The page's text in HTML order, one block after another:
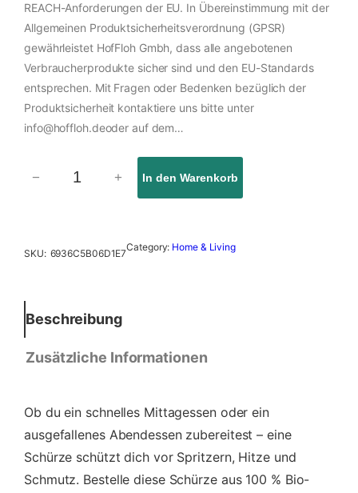
REACH-Anforderungen der EU. In Übereinstimmung mit der
Allgemeinen Produktsicherheitsverordnung (GPSR)
gewährleistet HofFloh Gmbh, dass alle angebotenen
Verbraucherprodukte sicher sind und den EU-Standards
entsprechen. Mit Fragen oder Bedenken bezüglich der
Produktsicherheit kontaktiere uns bitte unter
info@hoffloh.deoder auf dem…
r
u
B
-
B
a
u
m
− + In den Warenkorb
SKU: 6936C5B06D1E7
Category: Home & Living
Beschreibung
Zusätzliche Informationen
Ob du ein schnelles Mittagessen oder ein
ausgefallenes Abendessen zubereitest – eine
Schürze schützt dich vor Spritzern, Hitze und
Schmutz. Bestelle diese Schürze aus 100 % Bio-